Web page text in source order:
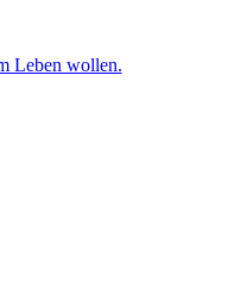
Leben wollen.